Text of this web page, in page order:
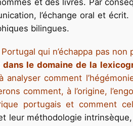
l’échange oral et
bilingues.
qui n’échappa pas non
le domaine de la
comment
comment, à l’origine,
portugais et comment
leur méthodologie